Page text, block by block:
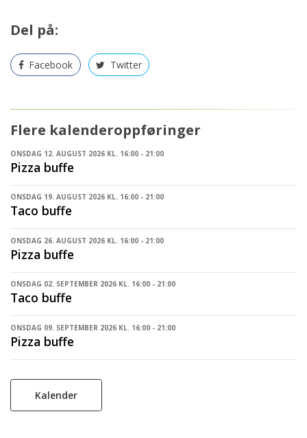
Del på:
Facebook Twitter
Flere kalenderoppføringer
ONSDAG 12. AUGUST 2026 KL. 16:00 - 21:00
Pizza buffe
ONSDAG 19. AUGUST 2026 KL. 16:00 - 21:00
Taco buffe
ONSDAG 26. AUGUST 2026 KL. 16:00 - 21:00
Pizza buffe
ONSDAG 02. SEPTEMBER 2026 KL. 16:00 - 21:00
Taco buffe
ONSDAG 09. SEPTEMBER 2026 KL. 16:00 - 21:00
Pizza buffe
Kalender